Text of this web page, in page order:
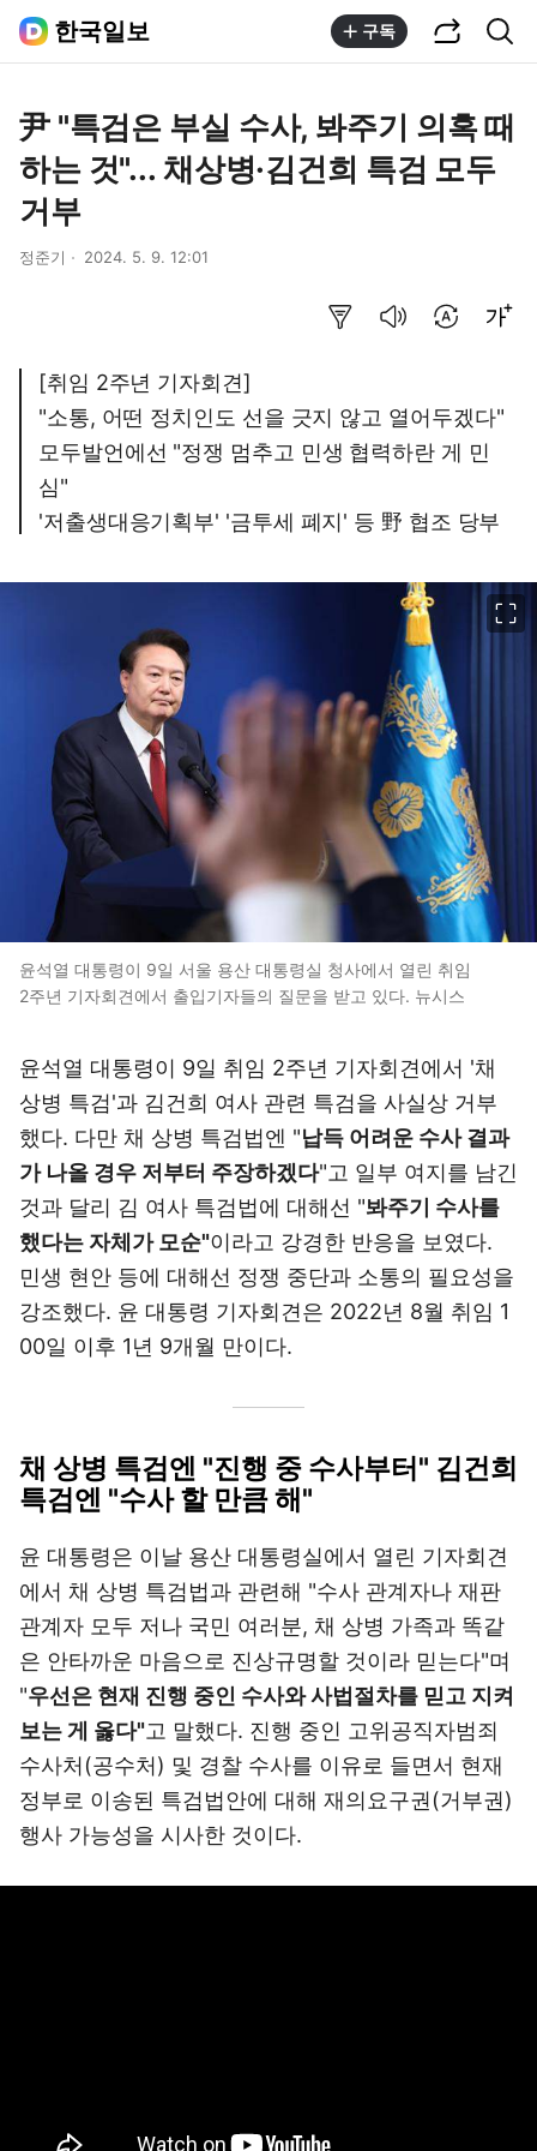
한국일보 구독
尹 "특검은 부실 수사, 봐주기 의혹 때
하는 것"... 채상병·김건희 특검 모두
거부
정준기 2024. 5. 9. 12:01
[취임 2주년 기자회견]
"소통, 어떤 정치인도 선을 긋지 않고 열어두겠다"
모두발언에선 "정쟁 멈추고 민생 협력하란 게 민
심"
'저출생대응기획부' '금투세 폐지' 등 野 협조 당부
윤석열 대통령이 9일 서울 용산 대통령실 청사에서 열린 취임
2주년 기자회견에서 출입기자들의 질문을 받고 있다. 뉴시스
윤석열 대통령이 9일 취임 2주년 기자회견에서 '채
상병 특검'과 김건희 여사 관련 특검을 사실상 거부
했다. 다만 채 상병 특검법엔 "납득 어려운 수사 결과
가 나올 경우 저부터 주장하겠다"고 일부 여지를 남긴
것과 달리 김 여사 특검법에 대해선 "봐주기 수사를
했다는 자체가 모순"이라고 강경한 반응을 보였다.
민생 현안 등에 대해선 정쟁 중단과 소통의 필요성을
강조했다. 윤 대통령 기자회견은 2022년 8월 취임 1
00일 이후 1년 9개월 만이다.
채 상병 특검엔 "진행 중 수사부터" 김건희
특검엔 "수사 할 만큼 해"
윤 대통령은 이날 용산 대통령실에서 열린 기자회견
에서 채 상병 특검법과 관련해 "수사 관계자나 재판
관계자 모두 저나 국민 여러분, 채 상병 가족과 똑같
은 안타까운 마음으로 진상규명할 것이라 믿는다"며
"우선은 현재 진행 중인 수사와 사법절차를 믿고 지켜
보는 게 옳다"고 말했다. 진행 중인 고위공직자범죄
수사처(공수처) 및 경찰 수사를 이유로 들면서 현재
정부로 이송된 특검법안에 대해 재의요구권(거부권)
행사 가능성을 시사한 것이다.